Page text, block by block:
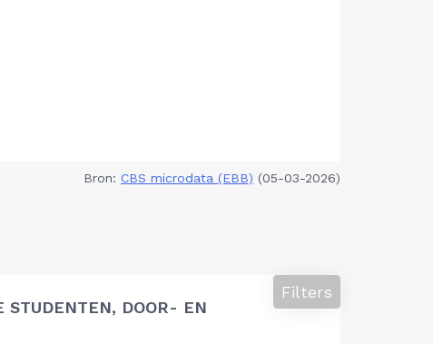
Bron: CBS microdata (EBB) (05-03-2026)
STUDENTEN, DOOR- EN
Filters